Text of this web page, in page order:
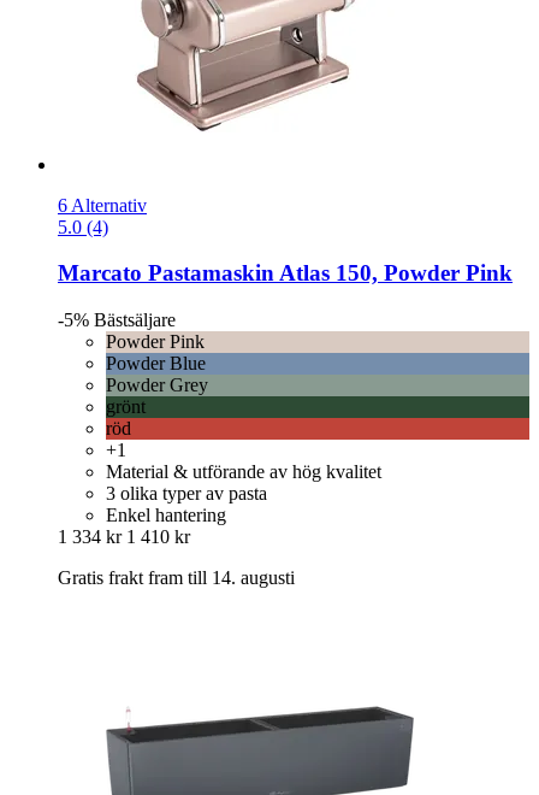
6 Alternativ
5.0 (4)
Marcato Pastamaskin Atlas 150, Powder Pink
-5% Bästsäljare
Powder Pink
Powder Blue
Powder Grey
grönt
röd
+1
Material & utförande av hög kvalitet
3 olika typer av pasta
Enkel hantering
1 334 kr 1 410 kr
Gratis frakt fram till 14. augusti